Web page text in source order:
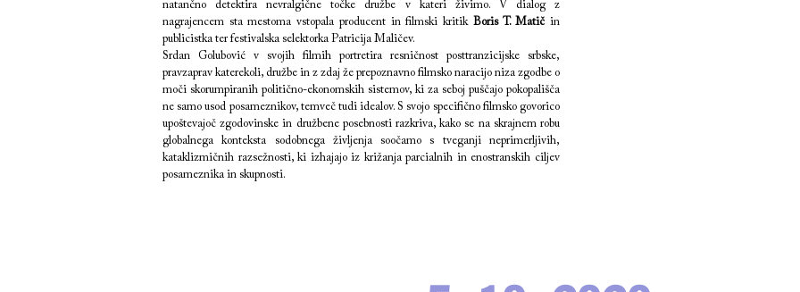
natančno detektira nevralgične točke družbe v kateri živimo. V dialog z
nagrajencem sta mestoma vstopala producent in filmski kritikBoris T. Matičin
publicistka ter festivalska selektorka Patricija Maličev.
Srdan Golubović v svojih filmih portretira resničnost posttranzicijske srbske,
pravzaprav katerekoli, družbe in z zdaj že prepoznavno filmsko naracijo niza zgodbe o
moči skorumpiranih politično-ekonomskih sistemov, ki za seboj puščajo pokopališča
ne samo usod posameznikov, temveč tudi idealov. S svojo specifično filmsko govorico
upoštevajoč zgodovinske in družbene posebnosti razkriva, kako se na skrajnem robu
globalnega konteksta sodobnega življenja soočamo s tveganji neprimerljivih,
kataklizmičnih razsežnosti, ki izhajajo iz križanja parcialnih in enostranskih ciljev
posameznika in skupnosti.